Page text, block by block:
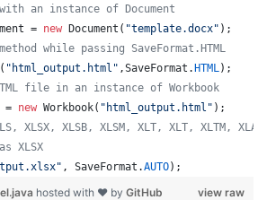
an instance of Document
= new Document ( "template.docx" );
while passing SaveFormat.HTML
( "html_output.html" ,SaveFormat . HTML);
file in an instance of Workbook
= new Workbook( "html_output.html" );
XLSX, XLSB, XLSM, XLT, XLT, XLTM,
XLSX
, SaveFormat .AUTO);
view raw
hosted with ❤ by GitHub